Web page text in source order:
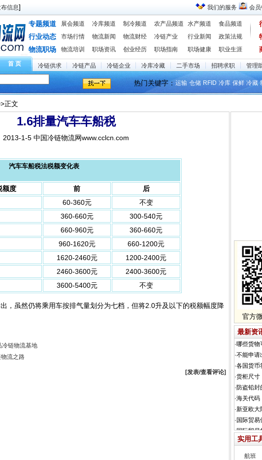
信息] 我们的服务 会
专题频道 展会频道 冷库频道 制冷频道 农产品频道 水产频道 食品频道
行业动态 市场行情 物流新闻 物流财经 冷链产业 行业新闻 政策法规
物流职场 物流培训 职场资讯 创业经历 职场指南 职场健康 职业生涯
首 页 冷链供求 冷链产品 冷链企业 冷库冷藏 二手市场 招聘求职 管理
热门关键字： 运输 仓储 RFID 冷库 保鲜 冷藏
正文
1.6排量汽车车船税
2013-1-5 中国冷链物流网www.cclcn.com
汽车车船税法税额变化表
额度 前
后
60-360元
不变
360-660元
300-540元
660-960元
360-660元
960-1620元
660-1200元
1620-2460元
1200-2400元
2460-3600元
2400-3600元
3600-5400元 不变
虽然仍将乘用车按排气量划分为七档，但将2.0升及以下的税额幅度降
冷链物流基地
流之路
[发表/查看评论]
官方
最新资
实用工
航班